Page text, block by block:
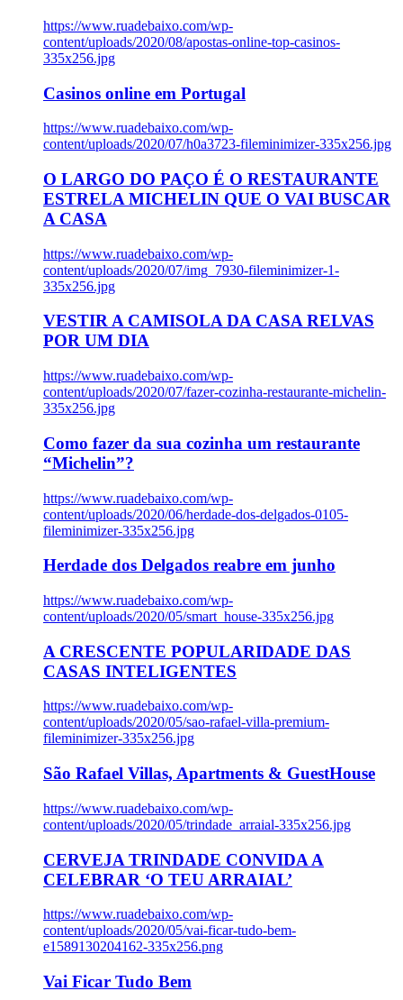
https://www.ruadebaixo.com/wp-
content/uploads/2020/08/apostas-online-top-casinos-
335x256.jpg
Casinos online em Portugal
https://www.ruadebaixo.com/wp-
content/uploads/2020/07/h0a3723-fileminimizer-335x256.jpg
O LARGO DO PAÇO É O RESTAURANTE
ESTRELA MICHELIN QUE O VAI BUSCAR
A CASA
https://www.ruadebaixo.com/wp-
content/uploads/2020/07/img_7930-fileminimizer-1-
335x256.jpg
VESTIR A CAMISOLA DA CASA RELVAS
POR UM DIA
https://www.ruadebaixo.com/wp-
content/uploads/2020/07/fazer-cozinha-restaurante-michelin-
335x256.jpg
Como fazer da sua cozinha um restaurante
“Michelin”?
https://www.ruadebaixo.com/wp-
content/uploads/2020/06/herdade-dos-delgados-0105-
fileminimizer-335x256.jpg
Herdade dos Delgados reabre em junho
https://www.ruadebaixo.com/wp-
content/uploads/2020/05/smart_house-335x256.jpg
A CRESCENTE POPULARIDADE DAS
CASAS INTELIGENTES
https://www.ruadebaixo.com/wp-
content/uploads/2020/05/sao-rafael-villa-premium-
fileminimizer-335x256.jpg
São Rafael Villas, Apartments & GuestHouse
https://www.ruadebaixo.com/wp-
content/uploads/2020/05/trindade_arraial-335x256.jpg
CERVEJA TRINDADE CONVIDA A
CELEBRAR ‘O TEU ARRAIAL’
https://www.ruadebaixo.com/wp-
content/uploads/2020/05/vai-ficar-tudo-bem-
e1589130204162-335x256.png
Vai Ficar Tudo Bem